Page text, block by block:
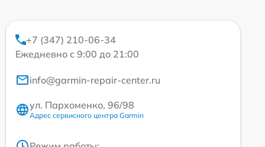
+7 (347) 210-06-34
Ежедневно с 9:00 до 21:00
info@garmin-repair-center.ru
ул. Пархоменко, 96/98
Адрес сервисного центра Garmin